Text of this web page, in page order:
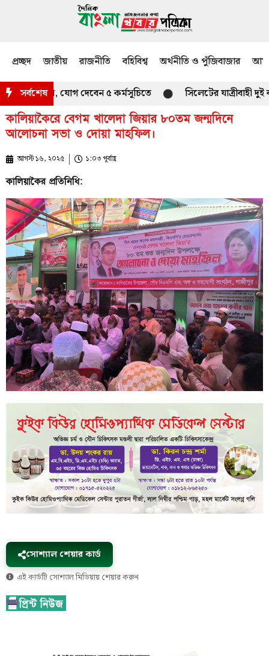
প্রচ্ছদ জাতীয় রাজনীতি বহিবিশ্ব অর্থনীতি ও পুঁজিবাজার
সর্বশেষ
আসছেন, যোগ দেবেন ৫ কর্মসূচিতে সিলেটের যাত্রীবাহী দুই
কালিয়াকৈরে বেগম খালেদা জিয়ার ৮০তম জন্মদিনে
আলোচনা সভা ও দোয়া মাহফিল।
আগস্ট ১৬, ২০২৫ ১:০৩ পূর্বাহ্ণ
কালিয়াকৈর প্রতিনিধি:
সোশ্যাল শেয়ার কার্ড
এই কার্ডটি সোশ্যাল মিডিয়ায় শেয়ার করুন